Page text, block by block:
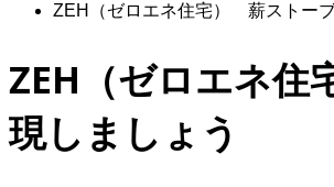
ZEH（ゼロエネ住宅） 薪ストー
ZEH（ゼロエネ
現しましょう